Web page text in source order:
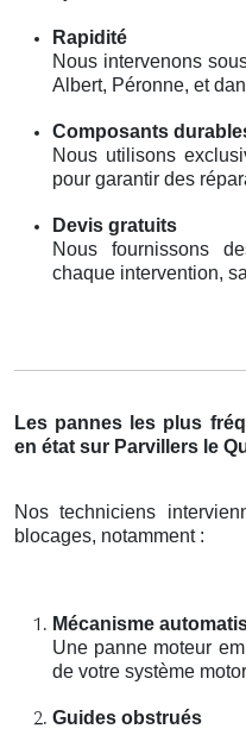
Rapidité
Nous intervenons
Albert, Péronne, et
Composants
Nous utilisons
pour garantir des
Devis gratuits
Nous fournissons
chaque intervention,
Les pannes les plus
en état sur Parvillers le
Nos techniciens
blocages, notamment :
Mécanisme
Une panne moteur
de votre système
Guides obstrués